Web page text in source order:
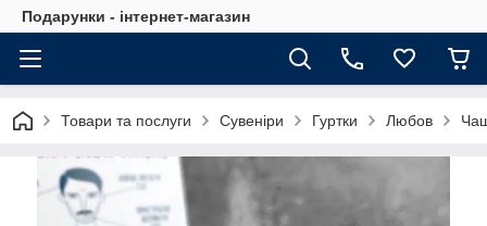
Подарунки - інтернет-магазин
Товари та послуги Сувеніри Гуртки Любов